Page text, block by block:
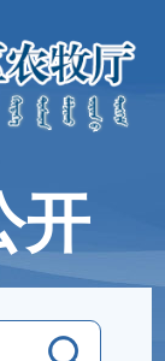
开